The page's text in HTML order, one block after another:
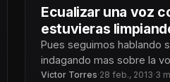
Ecualizar una voz
estuvieras
sucio y
Pues seguimos hablando
indagando mas sobre la
esta mañana, ¿Existirá
Victor Torres·28 feb., 2013·3